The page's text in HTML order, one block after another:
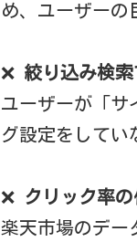
め、ユーザーの
❌ 絞り込み検
ユーザーが「サ
グ設定をしてい
❌ クリック率
楽天市場のデー